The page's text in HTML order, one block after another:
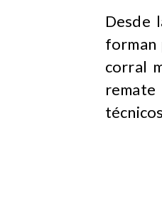
Desde
forman
corral